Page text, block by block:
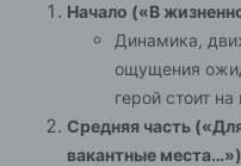
Начало («В
Динамика,
ощущения
герой стоит
Средняя часть
вакантные места…»)